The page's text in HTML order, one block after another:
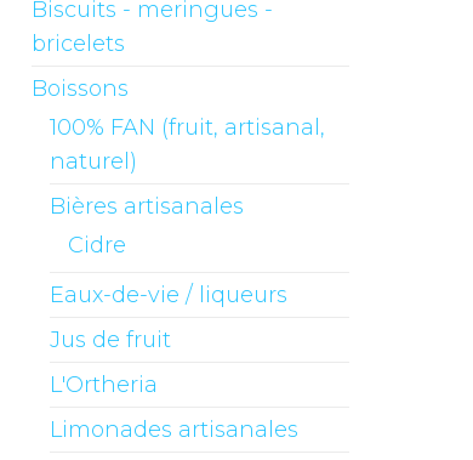
Biscuits - meringues -
bricelets
Boissons
100% FAN (fruit, artisanal,
naturel)
Bières artisanales
Cidre
Eaux-de-vie / liqueurs
Jus de fruit
L'Ortheria
Limonades artisanales